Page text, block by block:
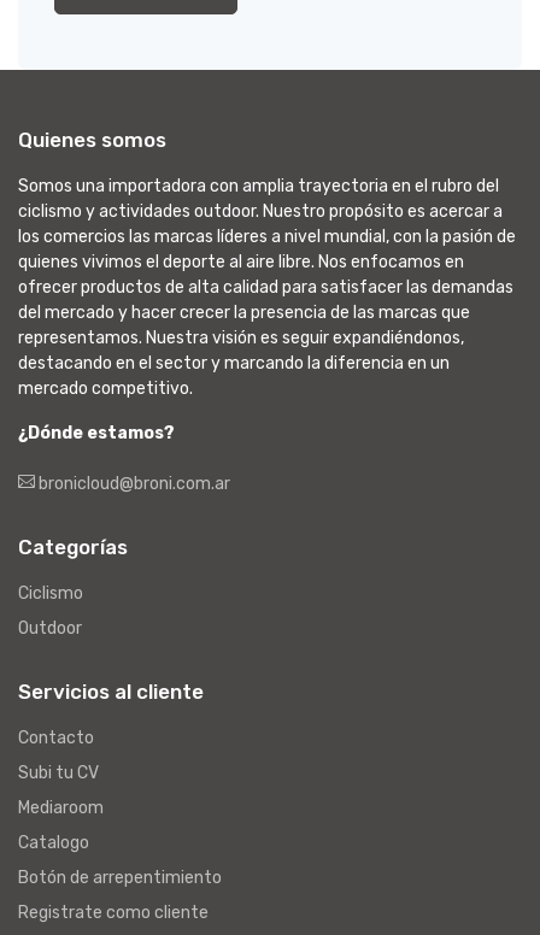
Quienes somos
Somos una importadora con amplia trayectoria en el rubro del
ciclismo y actividades outdoor. Nuestro propósito es acercar a
los comercios las marcas líderes a nivel mundial, con la pasión de
quienes vivimos el deporte al aire libre. Nos enfocamos en
ofrecer productos de alta calidad para satisfacer las demandas
del mercado y hacer crecer la presencia de las marcas que
representamos. Nuestra visión es seguir expandiéndonos,
destacando en el sector y marcando la diferencia en un
mercado competitivo.
¿Dónde estamos?
bronicloud@broni.com.ar
Categorías
Ciclismo
Outdoor
Servicios al cliente
Contacto
Subi tu CV
Mediaroom
Catalogo
Botón de arrepentimiento
Registrate como cliente